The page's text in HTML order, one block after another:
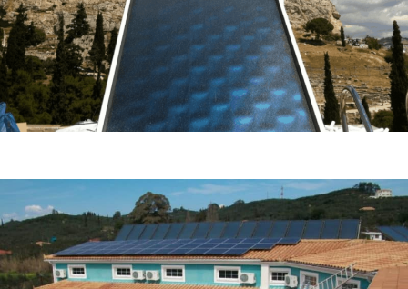
Ηλιακά Συστήματα
Εφαρμογές με Ηλιακούς Θερμοσίφωνες